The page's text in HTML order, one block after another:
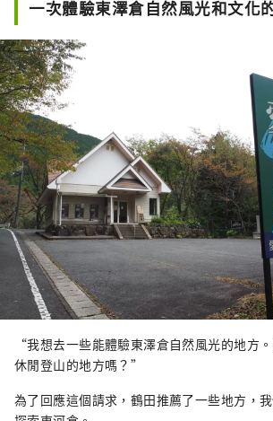
一次體驗東澤倉自然風光和文化
“我想去一些能體驗東澤倉自然風光的地方
休閒登山的地方嗎？”
為了回應這個請求，鶴田推薦了一些地方，